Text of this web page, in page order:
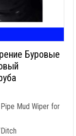
Буровые
Mud Wiper for